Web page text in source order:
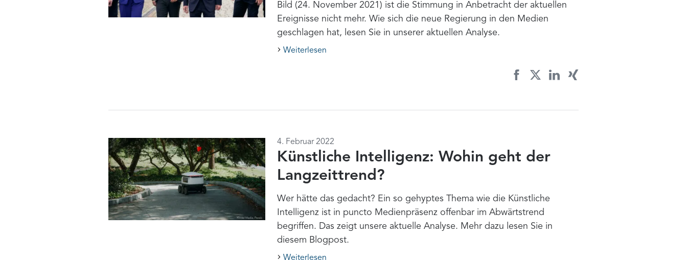
Bild (24. November 2021) ist die Stimmung in Anbetracht der aktuellen
Ereignisse nicht mehr. Wie sich die neue Regierung in den Medien
geschlagen hat, lesen Sie in unserer aktuellen Analyse.
Weiterlesen
4. Februar 2022
Künstliche Intelligenz: Wohin geht der
Langzeittrend?
Wer hätte das gedacht? Ein so gehyptes Thema wie die Künstliche
Intelligenz ist in puncto Medienpräsenz offenbar im Abwärtstrend
begriffen. Das zeigt unsere aktuelle Analyse. Mehr dazu lesen Sie in
diesem Blogpost.
Weiterlesen